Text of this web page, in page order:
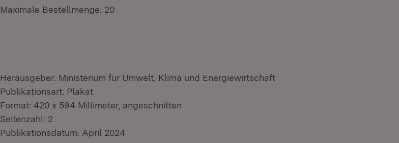
Maximale Bestellmenge: 20
Herausgeber: Ministerium für Umwelt, Klima und Energiewirtschaft
Publikationsart: Plakat
Format: 420 x 594 Millimeter, angeschnitten
Seitenzahl: 2
Publikationsdatum: April 2024